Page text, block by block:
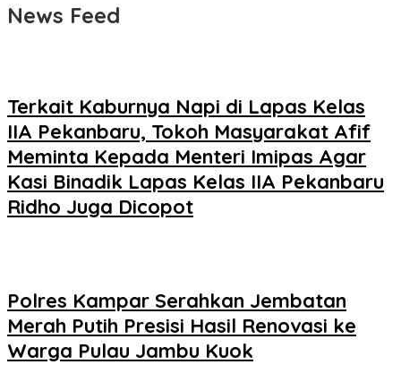
News Feed
Terkait Kaburnya Napi di Lapas Kelas
IIA Pekanbaru, Tokoh Masyarakat Afif
Meminta Kepada Menteri Imipas Agar
Kasi Binadik Lapas Kelas IIA Pekanbaru
Ridho Juga Dicopot
Polres Kampar Serahkan Jembatan
Merah Putih Presisi Hasil Renovasi ke
Warga Pulau Jambu Kuok